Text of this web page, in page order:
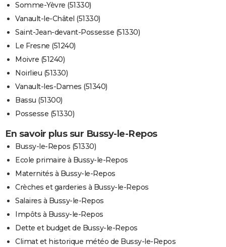
Somme-Yèvre (51330)
Vanault-le-Châtel (51330)
Saint-Jean-devant-Possesse (51330)
Le Fresne (51240)
Moivre (51240)
Noirlieu (51330)
Vanault-les-Dames (51340)
Bassu (51300)
Possesse (51330)
En savoir plus sur Bussy-le-Repos
Bussy-le-Repos (51330)
Ecole primaire à Bussy-le-Repos
Maternités à Bussy-le-Repos
Crèches et garderies à Bussy-le-Repos
Salaires à Bussy-le-Repos
Impôts à Bussy-le-Repos
Dette et budget de Bussy-le-Repos
Climat et historique météo de Bussy-le-Repos